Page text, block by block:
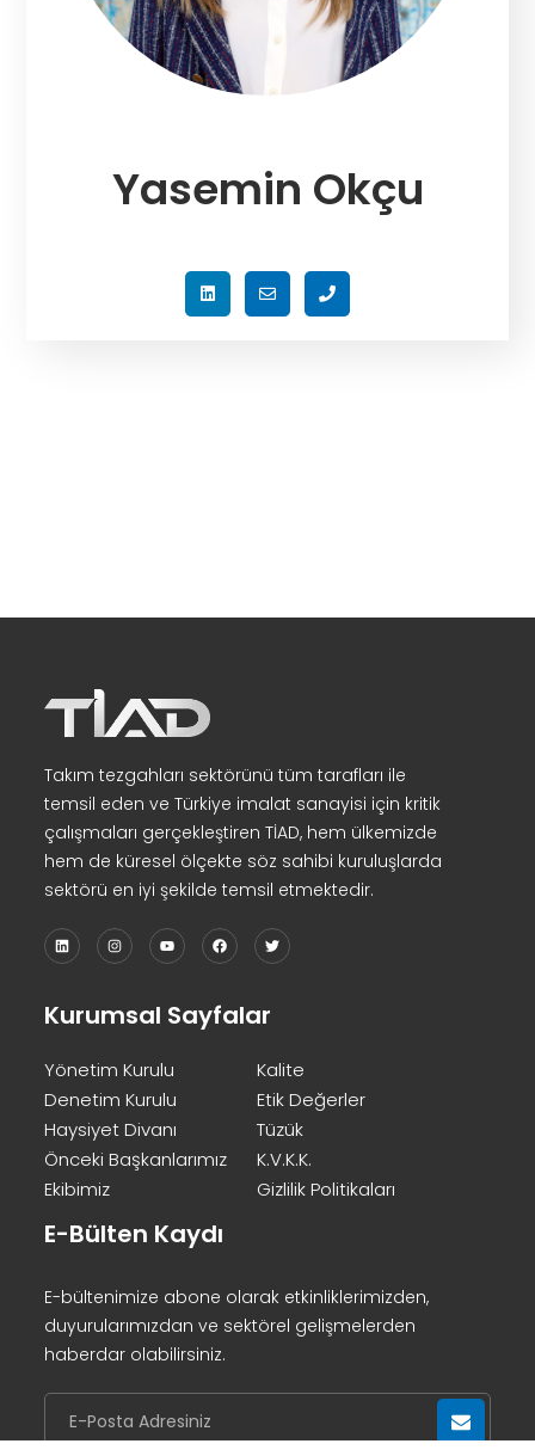
Yasemin Okçu
Takım tezgahları sektörünü tüm tarafları ile
temsil eden ve Türkiye imalat sanayisi için kritik
çalışmaları gerçekleştiren TİAD, hem ülkemizde
hem de küresel ölçekte söz sahibi kuruluşlarda
sektörü en iyi şekilde temsil etmektedir.
Kurumsal Sayfalar
Yönetim Kurulu
Denetim Kurulu
Haysiyet Divanı
Önceki Başkanlarımız
Ekibimiz
Kalite
Etik Değerler
Tüzük
K.V.K.K.
Gizlilik Politikaları
E-Bülten Kaydı
E-bültenimize abone olarak etkinliklerimizden,
duyurularımızdan ve sektörel gelişmelerden
haberdar olabilirsiniz.